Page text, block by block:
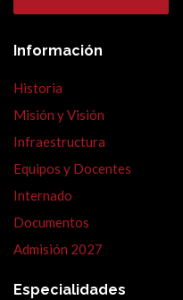
Información
Historia
Misión y Visión
Infraestructura
Equipos y Docentes
Internado
Documentos
Admisión 2027
Especialidades